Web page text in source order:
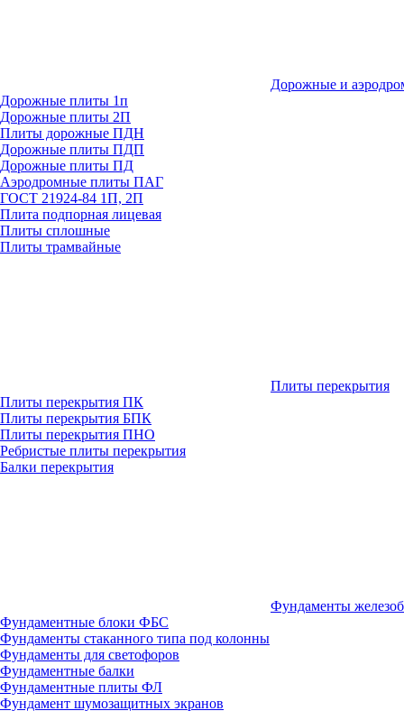
Дорожные и
Дорожные плиты 1п
Дорожные плиты 2П
Плиты дорожные ПДН
Дорожные плиты ПДП
Дорожные плиты ПД
Аэродромные плиты ПАГ
ГОСТ 21924-84 1П, 2П
Плита подпорная лицевая
Плиты сплошные
Плиты трамвайные
Плиты перекрытия
Плиты перекрытия ПК
Плиты перекрытия БПК
Плиты перекрытия ПНО
Ребристые плиты перекрытия
Балки перекрытия
Фундаменты
Фундаментные блоки ФБС
Фундаменты стаканного типа под колонны
Фундаменты для светофоров
Фундаментные балки
Фундаментные плиты ФЛ
Фундамент шумозащитных экранов